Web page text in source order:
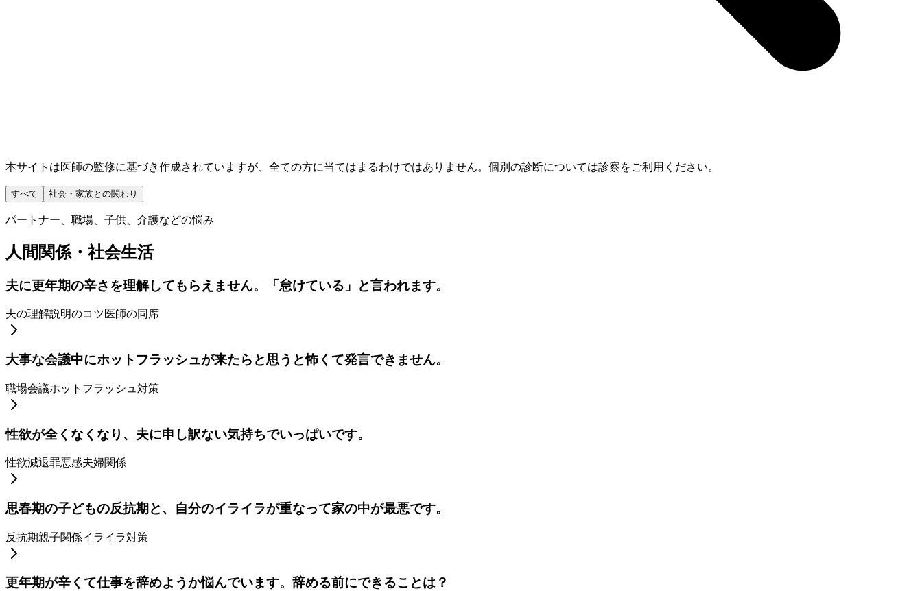
本サイトは医師の監修に基づき作成されていますが、全ての方に当てはまるわけではありません。個別の診断については診察をご利用ください。
すべて 社会・家族との関わり
パートナー、職場、子供、介護などの悩み
人間関係・社会生活
夫に更年期の辛さを理解してもらえません。「怠けている」と言われます。
夫の理解説明のコツ医師の同席
大事な会議中にホットフラッシュが来たらと思うと怖くて発言できません。
職場会議ホットフラッシュ対策
性欲が全くなくなり、夫に申し訳ない気持ちでいっぱいです。
性欲減退罪悪感夫婦関係
思春期の子どもの反抗期と、自分のイライラが重なって家の中が最悪です。
反抗期親子関係イライラ対策
更年期が辛くて仕事を辞めようか悩んでいます。辞める前にできることは？